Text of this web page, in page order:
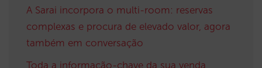
A Sarai incorpora o multi-room: reservas
complexas e procura de elevado valor, agora
também em conversação
Toda a informação-chave da sua venda